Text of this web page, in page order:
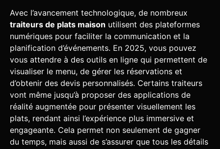
Avec l’avancement technologique, de nombreux
traiteurs de plats maison utilisent des plateformes
numériques pour faciliter la communication et la
planification d’événements. En 2025, vous pouvez
vous attendre à des outils en ligne qui permettent de
visualiser le menu, de gérer les réservations et
d’obtenir des devis personnalisés. Certains traiteurs
vont même jusqu’à proposer des applications de
réalité augmentée pour présenter visuellement les
plats, rendant ainsi l’expérience plus immersive et
engageante. Cela permet non seulement de gagner
du temps, mais aussi de s’assurer que tous les détails